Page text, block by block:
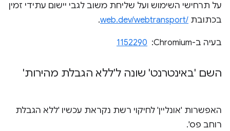
על תרחישי השימוש ועל שליחת משוב לגבי יישום עתידי זמין
בכתובת web.dev/webtransport/‎
.
בעיה ב-Chromium: ‏ 1152290
השם 'באינטרנט' שונה ל'ללא הגבלת מהירות'
האפשרות 'אונליין' לחיקוי רשת נקראת עכשיו 'ללא הגבלת
רוחב פס'.